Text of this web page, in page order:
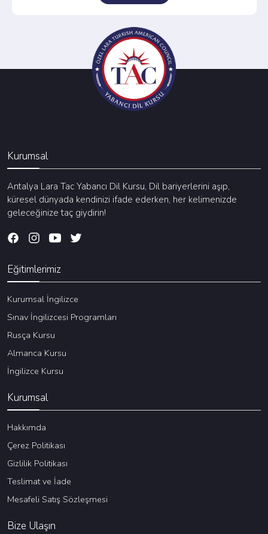
Kurumsal
Antalya Lara Tac Yabancı Dil Kursu, Dil bariyerlerini aşıp,
küresel dünyada kendinizi ifade ederken, her kelimenizde
geleceğinize taç giydirin!
Eğitimlerimiz
Kurumsal İngilizce
Sınav İngilizcesi Programları
Rusça Kursu
Almanca Kursu
İngilizce Kursu
Kurumsal
Hakkımda
Çerez Politikası
Gizlilik Politikası
Teslimat ve İade
Mesafeli Satış Sözleşmesi
Bize Ulaşın